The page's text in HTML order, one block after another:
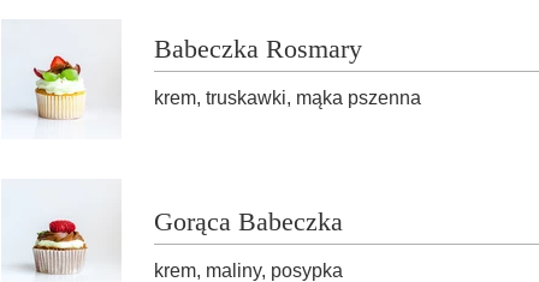
krem, truskawki, mąka pszenna
Babeczka Rosmary
krem, maliny, posypka
Gorąca Babeczka